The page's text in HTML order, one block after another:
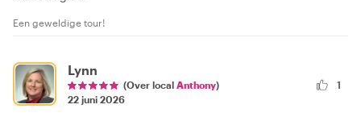
Een geweldige tour!
Lynn
(Over local Anthony)
22 juni 2026
1